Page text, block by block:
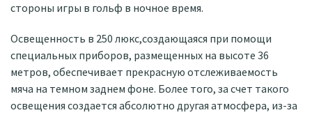
стороны игры в гольф в ночное время.
Освещенность в 250 люкс,создающаяся при помощи
специальных приборов, размещенных на высоте 36
метров, обеспечивает прекрасную отслеживаемость
мяча на темном заднем фоне. Более того, за счет такого
освещения создается абсолютно другая атмосфера, из-за